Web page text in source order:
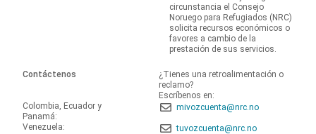
circunstancia el Consejo
Noruego para Refugiados (NRC)
solicita recursos económicos o
favores a cambio de la
prestación de sus servicios.
Contáctenos
¿Tienes una retroalimentación o
reclamo?
Escríbenos en:
Colombia, Ecuador y
Panamá:
mivozcuenta@nrc.no
Venezuela:
tuvozcuenta@nrc.no